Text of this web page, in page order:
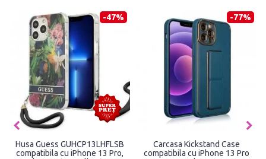
Carcasa Woven MagSafe
compatibila cu iPhone 13 Pro
-37%
Carcasa Karl Lagerfeld Ring
Stand Karl & Choupette cu